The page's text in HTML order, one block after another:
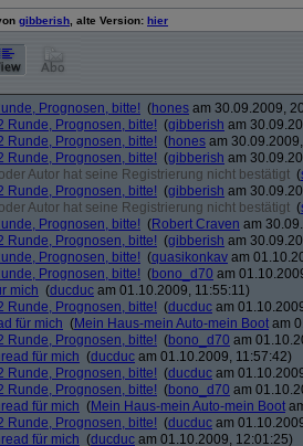
gibberish , alte Version: hier
Prognosen, bitte! (hones am 30.09.2009,
Runde, Prognosen, bitte! (gibberish am
Runde, Prognosen, bitte! (hones am
Runde, Prognosen, bitte! (gibberish am
Autor hat seine Registrierung nicht bestätigt (
Runde, Prognosen, bitte! (gibberish am
Autor hat seine Registrierung nicht bestätigt (
Prognosen, bitte! (Robert Craven am
Runde, Prognosen, bitte! (gibberish am
Prognosen, bitte! (quasikonkav am
Prognosen, bitte! (bono_d70 am
mich (ducduc am 01.10.2009, 11:55:11)
Runde, Prognosen, bitte! (ducduc am
für mich (Mein Haus-mein Auto-mein Boot am
Runde, Prognosen, bitte! (bono_d70 am
für mich (ducduc am 01.10.2009, 11:57:42)
Runde, Prognosen, bitte! (ducduc am
Runde, Prognosen, bitte! (bono_d70 am
für mich (Mein Haus-mein Auto-mein Boot
Runde, Prognosen, bitte! (ducduc am
für mich (ducduc am 01.10.2009, 12:01:25)